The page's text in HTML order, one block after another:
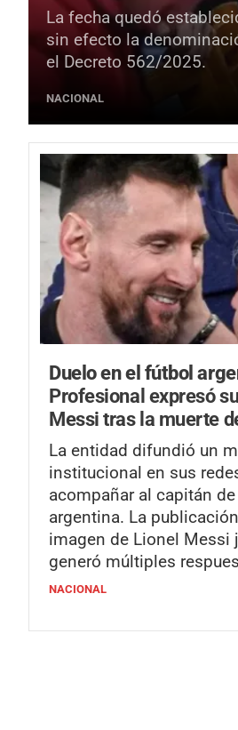
La fecha quedó
sin efecto la
el Decreto 562/2025.
NACIONAL
Duelo en el fútbol
Profesional expresó
Messi tras la muerte
La entidad difundió un
institucional en sus
acompañar al capitán
argentina. La
imagen de Lionel Messi
generó múltiples
NACIONAL